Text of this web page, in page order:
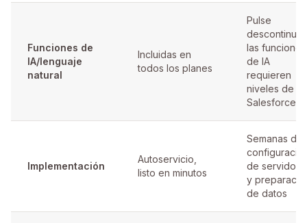
Funciones de
IA/lenguaje
natural
Incluidas en
todos los planes
Pulse
las funciones
de IA
requieren
niveles de
Salesforce
Implementación
Autoservicio,
listo en minutos
Semanas de
de
y
de datos